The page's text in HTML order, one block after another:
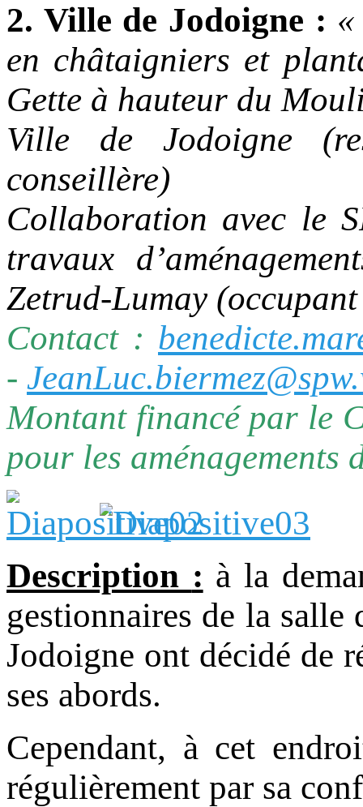
2. Ville de Jodoigne :
en châtaigniers et
Gette à hauteur du
Ville de Jodoigne
conseillère)
Collaboration avec le
travaux
Zetrud-Lumay
Contact :
-
Montant financé par le
pour les aménagements
Description : à la
gestionnaires de la
Jodoigne ont décidé de
ses abords.
Cependant, à cet
régulièrement par sa